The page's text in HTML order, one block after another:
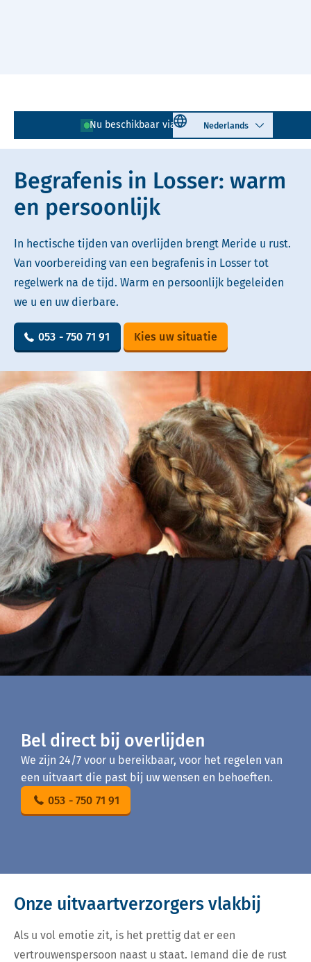
Nu beschikbaar via 053 - 750 71 91
Select language
Lees voor Uitleg woorden
Simpele tekst
Begrafenis in Losser: warm
en persoonlijk
In hectische tijden van overlijden brengt Meride u rust.
Van voorbereiding van een begrafenis in Losser tot
regelwerk na de tijd. Warm en persoonlijk begeleiden
we u en uw dierbare.
053 - 750 71 91 Kies uw situatie
Bel direct bij overlijden
We zijn 24/7 voor u bereikbaar, voor het regelen van
een uitvaart die past bij uw wensen en behoeften.
053 - 750 71 91
Onze uitvaartverzorgers vlakbij
Als u vol emotie zit, is het prettig dat er een
vertrouwenspersoon naast u staat. Iemand die de rust